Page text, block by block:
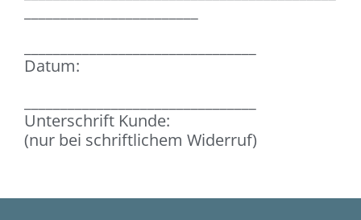
Datum:
Unterschrift Kunde:
(nur bei schriftlichem Widerruf)